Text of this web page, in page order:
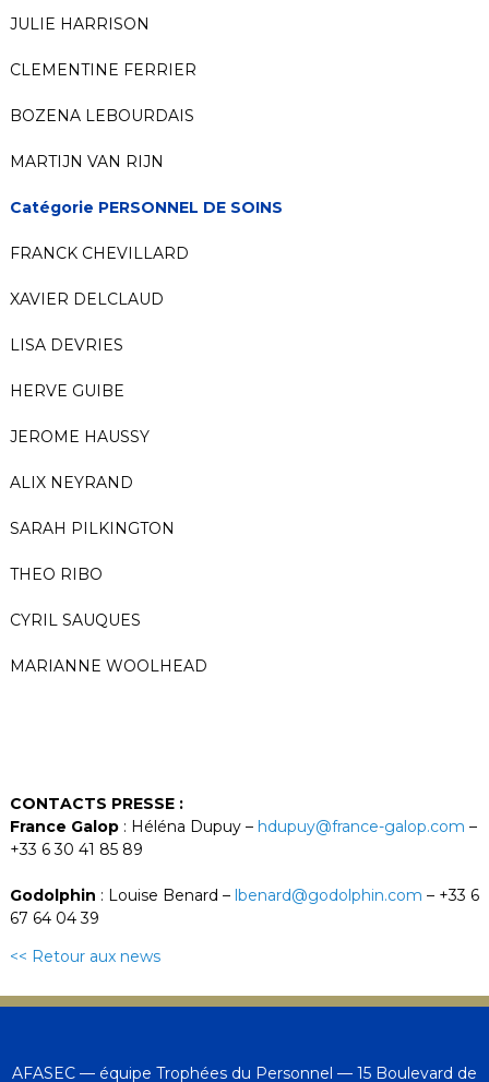
JULIE HARRISON
CLEMENTINE FERRIER
BOZENA LEBOURDAIS
MARTIJN VAN RIJN
Catégorie PERSONNEL DE SOINS
FRANCK CHEVILLARD
XAVIER DELCLAUD
LISA DEVRIES
HERVE GUIBE
JEROME HAUSSY
ALIX NEYRAND
SARAH PILKINGTON
THEO RIBO
CYRIL SAUQUES
MARIANNE WOOLHEAD
CONTACTS PRESSE :
France Galop: Héléna Dupuy – hdupuy@france-galop.com –
+33 6 30 41 85 89
Godolphin : Louise Benard – lbenard@godolphin.com – +33 6
67 64 04 39
<< Retour aux news
AFASEC — équipe Trophées du Personnel — 15 Boulevard de